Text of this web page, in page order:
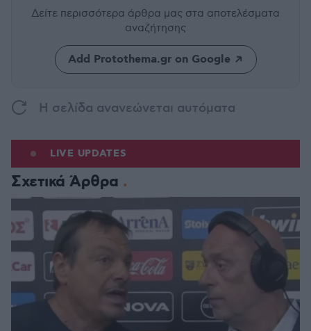
Δείτε περισσότερα άρθρα μας στα αποτελέσματα
αναζήτησης
Add Protothema.gr on Google
H σελίδα ανανεώνεται αυτόματα
LIVE UPDATES
Σχετικά Άρθρα